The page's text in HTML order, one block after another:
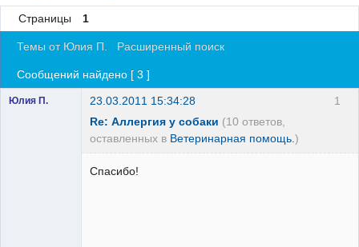
Поиск
Регистрация
Вход
Страницы 1
Темы от Юлия П. Расширенный поиск
Сообщений найдено [ 3 ]
1
Юлия П.
23.03.2011 15:34:28
Re: Аллергия у собаки (10 ответов,
оставленных в Ветеринарная помощь. )
Спасибо!